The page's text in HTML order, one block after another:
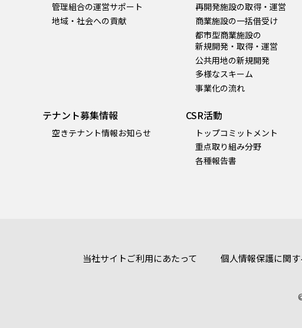
管理組合の運営サポート
地域・社会への貢献
再開発施設の取得・運営
商業施設の一括借受け
都市型商業施設の
新規開発・取得・運営
公共用地の新規開発
多様なスキーム
事業化の流れ
テナント募集情報
空きテナント情報お知らせ
CSR活動
トップコミットメント
重点取り組み分野
各種報告書
当社サイトご利用にあたって 個人情報保護に関